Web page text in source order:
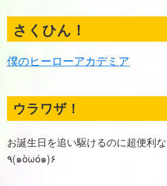
さくひん！
僕のヒーローアカデミア
ウラワザ！
お誕生日を追い駆けるのに超便利
٩(๑òωó๑)۶